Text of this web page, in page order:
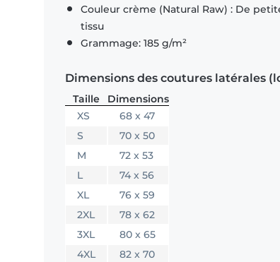
Couleur crème (Natural Raw) : De
tissu
Grammage: 185 g/m²
Dimensions des coutures latérales
Taille
Dimensions
XS
68 x 47
S
70 x 50
M
72 x 53
L
74 x 56
XL
76 x 59
2XL
78 x 62
3XL
80 x 65
4XL
82 x 70